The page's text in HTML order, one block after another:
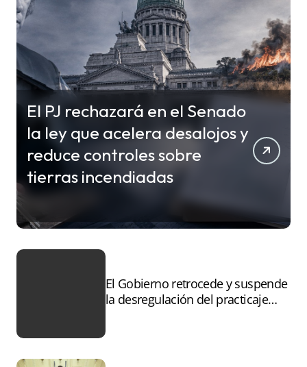
El PJ rechazará en el Senado
la ley que acelera desalojos y
reduce controles sobre
tierras incendiadas
El Gobierno retrocede y suspende
la desregulación del practicaje